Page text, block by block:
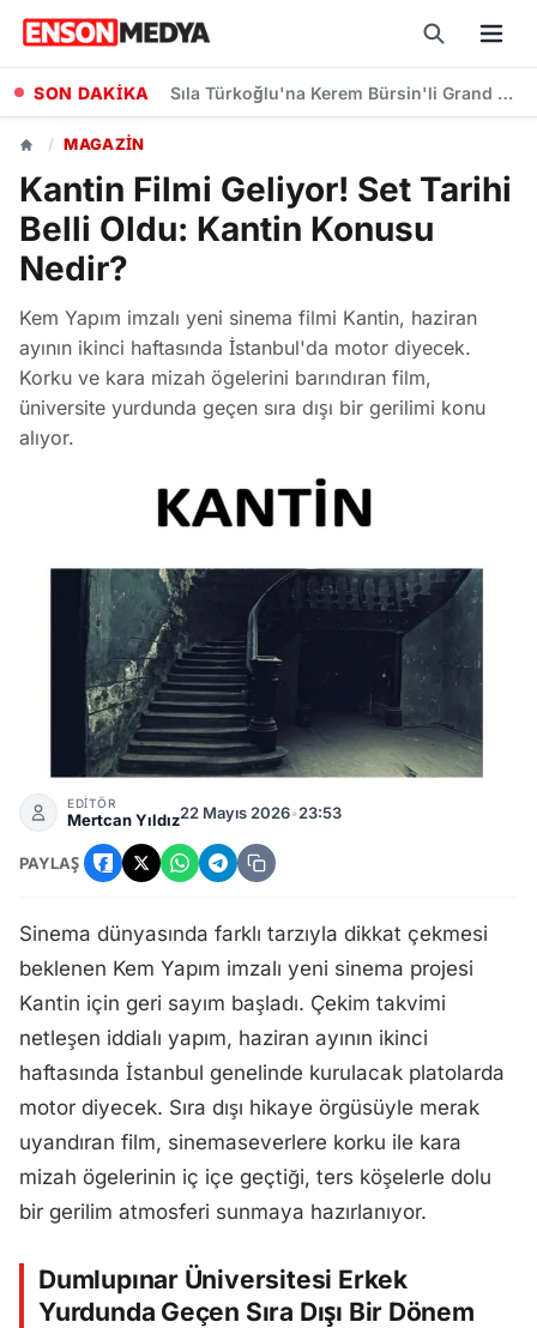
SON DAKİKA Sıla Türkoğlu'na Kerem Bürsin'li Grand Maison İstanbul Dizisinden Başrol Teklifi
/ MAGAZIN
Kantin Filmi Geliyor! Set Tarihi
Belli Oldu: Kantin Konusu
Nedir?
Kem Yapım imzalı yeni sinema filmi Kantin, haziran
ayının ikinci haftasında İstanbul'da motor diyecek.
Korku ve kara mizah ögelerini barındıran film,
üniversite yurdunda geçen sıra dışı bir gerilimi konu
alıyor.
Kantin Filmi Geliyor! Set Tarihi Belli Oldu: Kantin Konusu
EDİTÖR
Mertcan Yıldız22 Mayıs 2026•23:53
PAYLAŞ
Sinema dünyasında farklı tarzıyla dikkat çekmesi
beklenen Kem Yapım imzalı yeni sinema projesi
Kantin için geri sayım başladı. Çekim takvimi
netleşen iddialı yapım, haziran ayının ikinci
haftasında İstanbul genelinde kurulacak platolarda
motor diyecek. Sıra dışı hikaye örgüsüyle merak
uyandıran film, sinemaseverlere korku ile kara
mizah ögelerinin iç içe geçtiği, ters köşelerle dolu
bir gerilim atmosferi sunmaya hazırlanıyor.
Dumlupınar Üniversitesi Erkek
Yurdunda Geçen Sıra Dışı Bir Dönem